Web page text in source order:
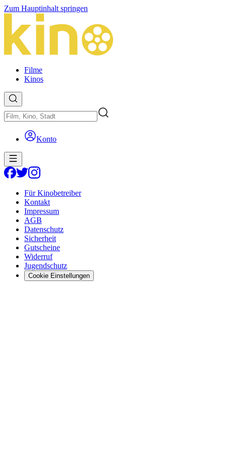
Zum Hauptinhalt springen
Filme
Kinos
Konto
Für Kinobetreiber
Kontakt
Impressum
AGB
Datenschutz
Sicherheit
Gutscheine
Widerruf
Jugendschutz
Cookie Einstellungen